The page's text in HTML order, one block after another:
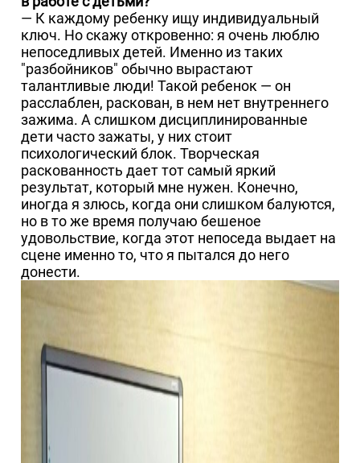
— К каждому ребенку ищу индивидуальный
ключ. Но скажу откровенно: я очень люблю
непоседливых детей. Именно из таких
"разбойников" обычно вырастают
талантливые люди! Такой ребенок — он
расслаблен, раскован, в нем нет внутреннего
зажима. А слишком дисциплинированные
дети часто зажаты, у них стоит
психологический блок. Творческая
раскованность дает тот самый яркий
результат, который мне нужен. Конечно,
иногда я злюсь, когда они слишком балуются,
но в то же время получаю бешеное
удовольствие, когда этот непоседа выдает на
сцене именно то, что я пытался до него
донести.